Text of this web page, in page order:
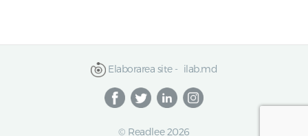
© Readlee 2026
Elaborarea site - ilab.md